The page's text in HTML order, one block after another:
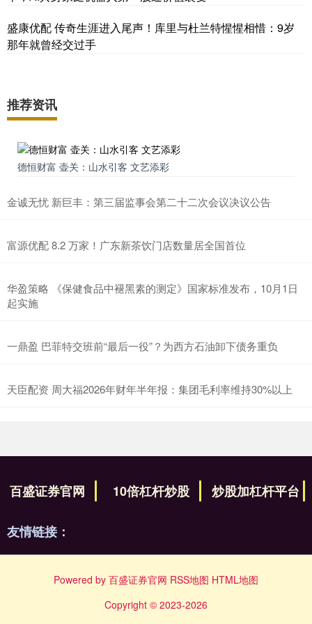
盛康优配 传奇生涯进入尾声！库里与杜兰特惺惺相惜：9岁
那年就曾经交过手
推荐资讯
德恒财富 壶关：山水引客 文艺添彩
金诚无忧 新巨丰：第三届监事会第二十二次会议决议公告
富源优配 8.2 万家！广东新茶饮门店数量居全国首位
华盈策略 《保健食品中褪黑素的测定》国家标准发布，10月1日
起实施
一鼎盈 巴菲特交班前“最后一役”？为西方石油卸下债务重负
天臣配资 周大福2026年财年半年报：集团毛利率维持30%以上
百盛证券官网 10倍杠杆炒股 炒股加杠杆平台
友情链接：
Powered by 百盛证券官网 RSS地图 HTML地图
Copyright © 2023-2026